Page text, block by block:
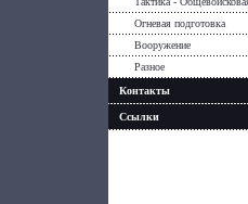
Огневая подготовка
Вооружение
Разное
Контакты
Ссылки